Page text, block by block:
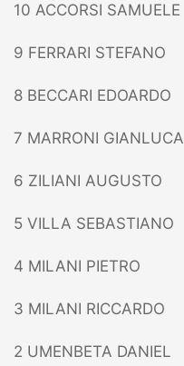
10 ACCORSI SAMUELE
9 FERRARI STEFANO
8 BECCARI EDOARDO
7 MARRONI GIANLUCA
6 ZILIANI AUGUSTO
5 VILLA SEBASTIANO
4 MILANI PIETRO
3 MILANI RICCARDO
2 UMENBETA DANIEL